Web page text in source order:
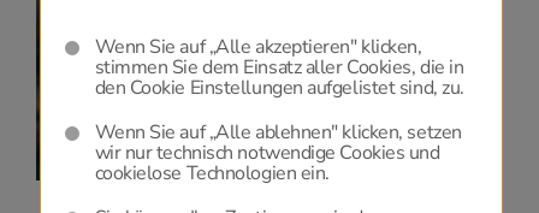
DatenschutzerklärungundCookie-Einstellungen.
Wenn Sie auf „Alle akzeptieren" klicken,
stimmen Sie dem Einsatz aller Cookies, die in
den Cookie Einstellungen aufgelistet sind, zu.
Wenn Sie auf „Alle ablehnen" klicken, setzen
wir nur technisch notwendige Cookies und
cookielose Technologien ein.